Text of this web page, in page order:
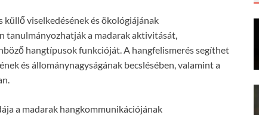
küllő viselkedésének és ökológiájának
tanulmányozhatják a madarak aktivitását,
hangtípusok funkcióját. A hangfelismerés segíthet
és állománynagyságának becslésében, valamint a
a madarak hangkommunikációjának